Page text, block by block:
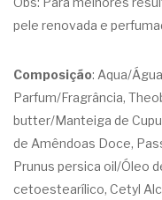
pele renovada e
Composição: Aqua/
Parfum/Fragrância,
butter/Manteiga de
de Amêndoas Doce,
Prunus persica oil/Óleo
cetoestearílico, Cetyl